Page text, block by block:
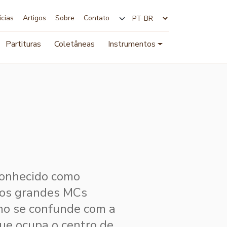
Artigos Sobre Contato
Partituras Coletâneas Instrumentos
como
grandes MCs
se confunde com a